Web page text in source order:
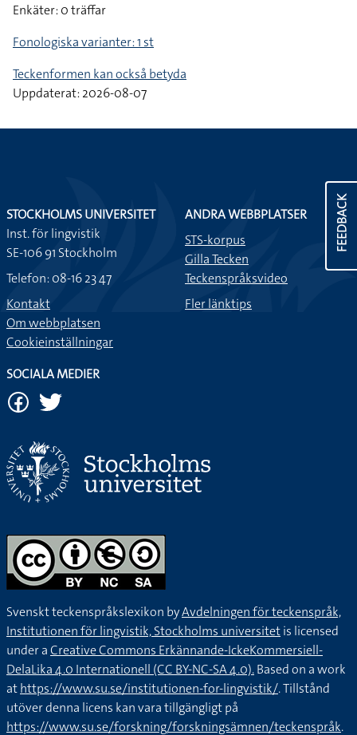
Enkäter: 0 träffar
Fonologiska varianter: 1 st
Teckenformen kan också betyda
Uppdaterat: 2026-08-07
FEEDBACK
STOCKHOLMS UNIVERSITET
Inst. för lingvistik
SE-106 91 Stockholm
Telefon: 08-16 23 47
Kontakt
Om webbplatsen
Cookieinställningar
ANDRA WEBBPLATSER
STS-korpus
Gilla Tecken
Teckenspråksvideo
Fler länktips
SOCIALA MEDIER
Svenskt teckenspråkslexikon byAvdelningen för teckenspråk,
Institutionen för lingvistik, Stockholms universitetis licensed
under aCreative Commons Erkännande-IckeKommersiell-
DelaLika 4.0 Internationell (CC BY-NC-SA 4.0).Based on a work
athttps://www.su.se/institutionen-for-lingvistik/. Tillstånd
utöver denna licens kan vara tillgängligt på
https://www.su.se/forskning/forskningsämnen/teckenspråk.